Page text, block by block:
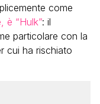
come
è “Hulk”: il
particolare con la
cui ha rischiato